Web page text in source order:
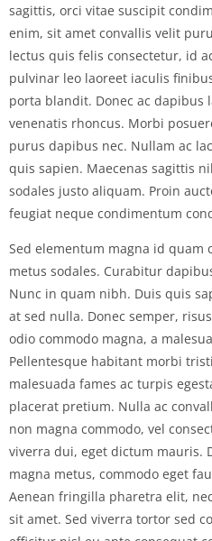
sagittis, orci vitae suscipit
enim, sit amet convallis velit
lectus quis felis consectetur, id
pulvinar leo laoreet iaculis
porta blandit. Donec ac dapibus
venenatis rhoncus. Morbi
purus dapibus nec. Nullam ac
quis sapien. Maecenas sagittis
sodales justo aliquam. Proin
feugiat neque condimentum
Sed elementum magna id quam
metus sodales. Curabitur
Nunc in quam nibh. Duis quis
at sed nulla. Donec semper,
odio commodo magna, a
Pellentesque habitant morbi
malesuada fames ac turpis
placerat pretium. Nulla ac
non magna commodo, vel
viverra dui, eget dictum mauris.
magna metus, commodo eget
Aenean fringilla pharetra elit,
sit amet. Sed viverra tortor sed